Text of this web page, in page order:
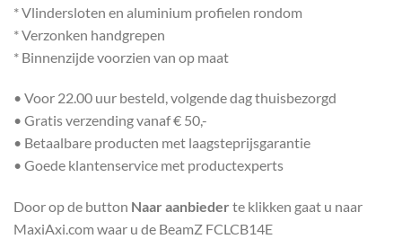
* Vlindersloten en aluminium profielen rondom
* Verzonken handgrepen
* Binnenzijde voorzien van op maat
• Voor 22.00 uur besteld, volgende dag thuisbezorgd
• Gratis verzending vanaf € 50,-
• Betaalbare producten met laagsteprijsgarantie
• Goede klantenservice met productexperts
Door op de button Naar aanbieder te klikken gaat u naar
MaxiAxi.com waar u de BeamZ FCLCB14E